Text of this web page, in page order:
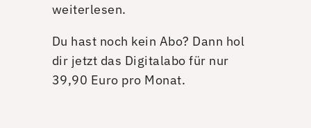
weiterlesen.
Du hast noch kein Abo? Dann hol
dir jetzt das Digitalabo für nur
39,90 Euro pro Monat.